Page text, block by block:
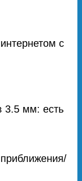
с
3.5 мм: есть